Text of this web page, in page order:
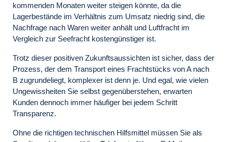
kommenden Monaten weiter steigen könnte, da die
Lagerbestände im Verhältnis zum Umsatz niedrig sind, die
Nachfrage nach Waren weiter anhält und Luftfracht im
Vergleich zur Seefracht kostengünstiger ist.
Trotz dieser positiven Zukunftsaussichten ist sicher, dass der
Prozess, der dem Transport eines Frachtstücks von A nach
B zugrundeliegt, komplexer ist denn je. Und egal, wie vielen
Ungewissheiten Sie selbst gegenüberstehen, erwarten
Kunden dennoch immer häufiger bei jedem Schritt
Transparenz.
Ohne die richtigen technischen Hilfsmittel müssen Sie als